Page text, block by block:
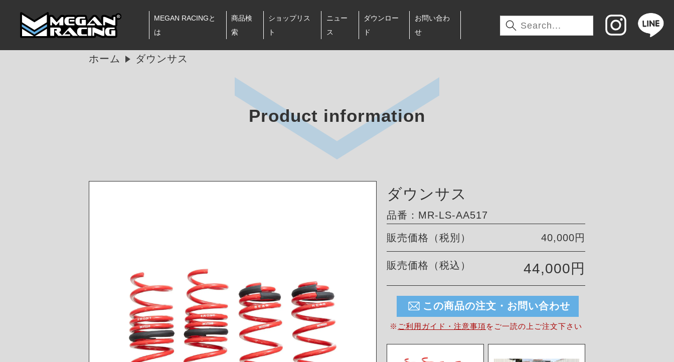
MEGAN RACINGと
は
商品検
索
ショップリス
ト
ニュー
ス
ダウンロー
ド
お問い合わ
せ
ホーム ダウンサス
Product information
ダウンサス
品番：MR-LS-AA517
販売価格（税別） 40,000円
販売価格（税込） 44,000円
この商品の注文・お問い合わせ
※ ご利用ガイド・注意事項を ご一読の上ご注文下さい